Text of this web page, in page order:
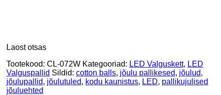
Laost otsas
Tootekood: CL-072W Kategooriad: LED Valguskett, LED
Valguspallid Sildid: cotton balls, jõulu pallikesed, jõulud,
jõulupallid, jõulutuled, kodu kaunistus, LED, pallikujulised
jõuluehted